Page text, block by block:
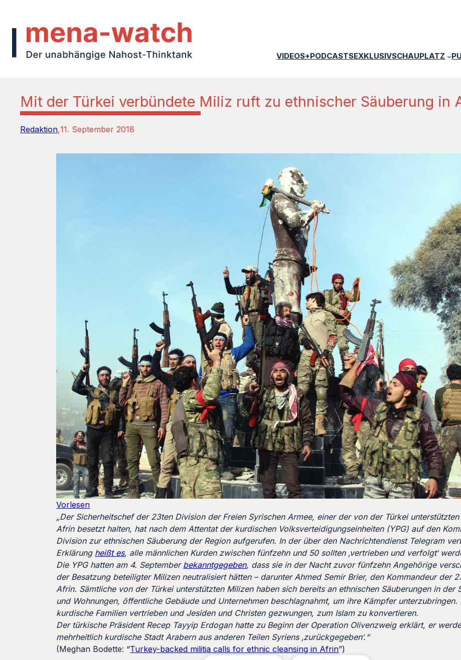
VIDEOS+PODCASTSEXKLUSIVSCHAUPLATZ
Mit der Türkei verbündete Miliz ruft zu ethnischer Säuberung in
Redaktion 11. September 2018
Vorlesen
„Der Sicherheitschef der 23ten Division der Freien Syrischen Armee, einer der von der Türkei
Afrin besetzt halten, hat nach dem Attentat der kurdischen Volksverteidigungseinheiten (YPG) auf den
Division zur ethnischen Säuberung der Region aufgerufen. In der über den Nachrichtendienst Telegram
Erklärung heißt es, alle männlichen Kurden zwischen fünfzehn und 50 sollten ‚vertrieben und verfolgt‘
Die YPG hatten am 4. September bekanntgegeben, dass sie in der Nacht zuvor fünfzehn Angehörige
der Besatzung beteiligter Milizen neutralisiert hätten – darunter Ahmed Semir Brier, den Kommandeur der
Afrin. Sämtliche von der Türkei unterstützten Milizen haben sich bereits an ethnischen Säuberungen in der
und Wohnungen, öffentliche Gebäude und Unternehmen beschlagnahmt, um ihre Kämpfer unterzubringen.
kurdische Familien vertrieben und Jesiden und Christen gezwungen, zum Islam zu konvertieren.
Der türkische Präsident Recep Tayyip Erdogan hatte zu Beginn der Operation Olivenzweig erklärt, er
mehrheitlich kurdische Stadt Arabern aus anderen Teilen Syriens ‚zurückgegeben‘.“
(Meghan Bodette: “Turkey-backed militia calls for ethnic cleansing in Afrin”)